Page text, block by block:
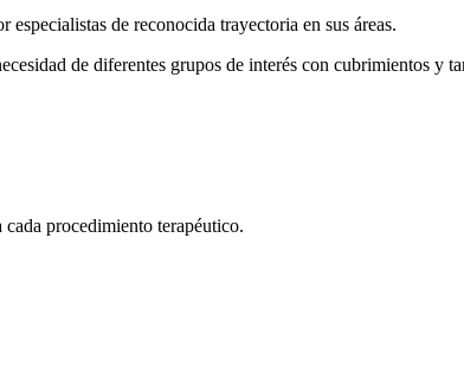
de reconocida trayectoria en sus áreas.
de diferentes grupos de interés con cubrimientos y
procedimiento terapéutico.